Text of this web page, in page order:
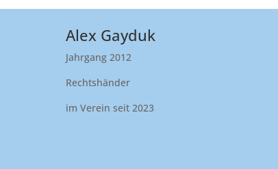
Alex Gayduk
Jahrgang 2012
Rechtshänder
im Verein seit 2023